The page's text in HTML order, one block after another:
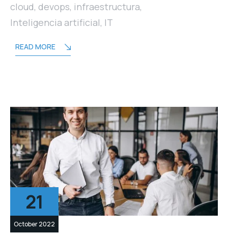
cloud, devops, infraestructura,
Inteligencia artificial, IT
READ MORE
21
October 2022